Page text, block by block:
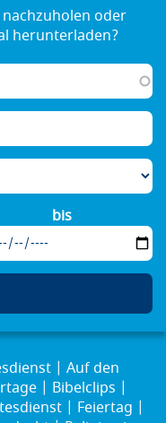
bis
Auf den
Bibelclips
Feiertag